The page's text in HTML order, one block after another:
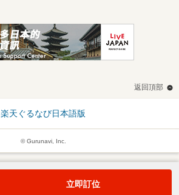
返回頂部
楽天ぐるなび日本語版
© Gurunavi, Inc.
立即訂位